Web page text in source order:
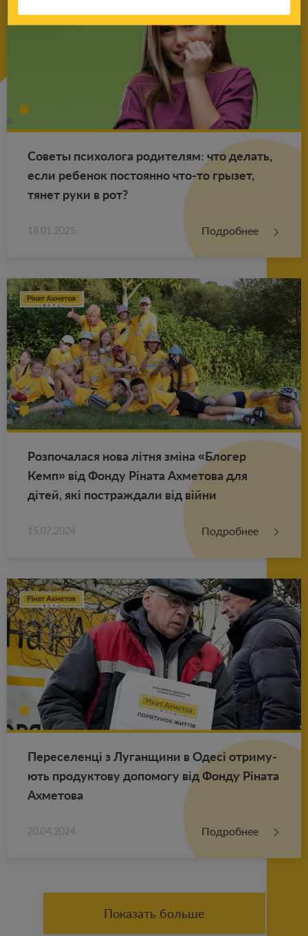
Со­ве­ты пси­хо­ло­га ро­ди­те­лям: что де­лать,
если ре­бе­нок по­сто­ян­но что-то гры­зет,
тянет руки в рот?
18.01.2025 Подробнее
Роз­по­ча­ла­ся нова літня зміна «Бло­гер
Кемп» від Фонду Ріната Ах­ме­то­ва для
дітей, які по­ст­раж­да­ли від війни
15.07.2024 Подробнее
Пе­ре­се­ленці з Лу­ган­щи­ни в Одесі от­ри­му­
ють про­дук­то­ву до­по­мо­гу від Фонду Ріната
Ах­ме­то­ва
20.04.2024 Подробнее
Показать больше